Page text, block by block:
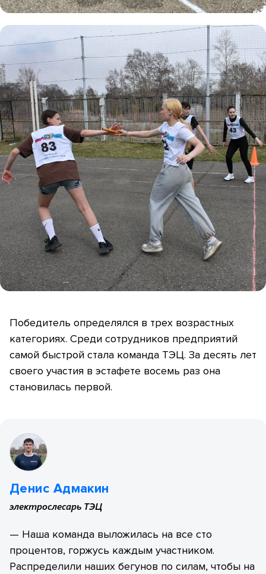
Победитель определялся в трех возрастных
категориях. Среди сотрудников предприятий
самой быстрой стала команда ТЭЦ. За десять лет
своего участия в эстафете восемь раз она
становилась первой.
Денис Адмакин
электрослесарь ТЭЦ
— Наша команда выложилась на все сто
процентов, горжусь каждым участником.
Распределили наших бегунов по силам, чтобы на